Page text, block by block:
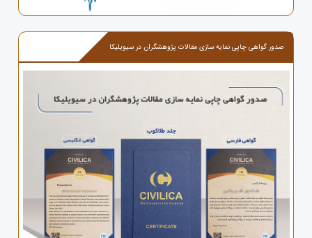
صدور گواهی چاپی نمایه سازی مقالات پژوهشگران در سیویلیکا